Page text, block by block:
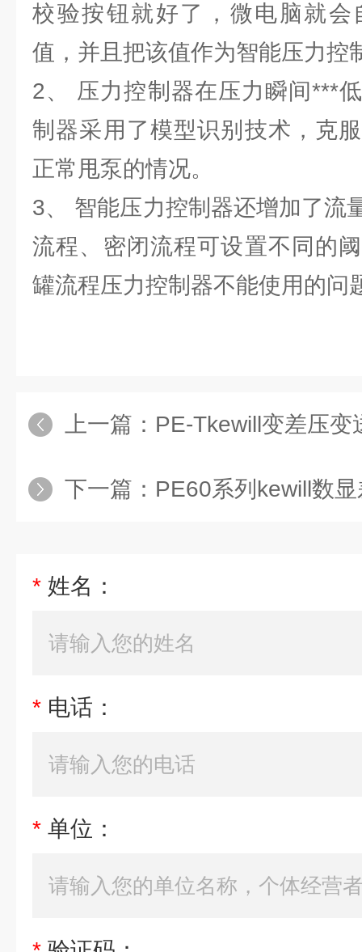
校验按钮就好了，微电脑就会
值，并且把该值作为智能压力控
2、 压力控制器在压力瞬间***
制器采用了模型识别技术，克
正常甩泵的情况。
3、 智能压力控制器还增加了流
流程、密闭流程可设置不同的
罐流程压力控制器不能使用的问
上一篇： PE-Tkewill变差压变送
下一篇： PE60系列kewill数显差压
* 姓名：
* 电话：
* 单位：